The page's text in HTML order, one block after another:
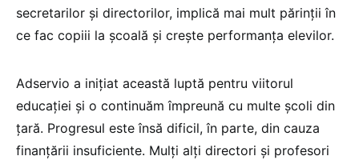
secretarilor și directorilor, implică mai mult părinții în
ce fac copiii la școală și crește performanța elevilor.
Adservio a inițiat această luptă pentru viitorul
educației și o continuăm împreună cu multe școli din
țară. Progresul este însă dificil, în parte, din cauza
finanțării insuficiente. Mulți alți directori și profesori